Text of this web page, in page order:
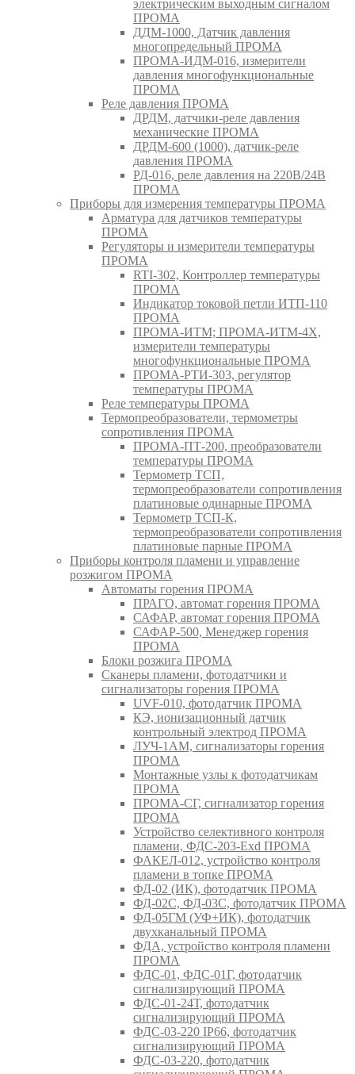
электрическим выходным сигналом
ПРОМА
ДДМ-1000, Датчик давления
многопредельный ПРОМА
ПРОМА-ИДМ-016, измерители
давления многофункциональные
ПРОМА
Реле давления ПРОМА
ДРДМ, датчики-реле давления
механические ПРОМА
ДРДМ-600 (1000), датчик-реле
давления ПРОМА
РД-016, реле давления на 220В/24В
ПРОМА
Приборы для измерения температуры ПРОМА
Арматура для датчиков температуры
ПРОМА
Регуляторы и измерители температуры
ПРОМА
RTI-302, Контроллер температуры
ПРОМА
Индикатор токовой петли ИТП-110
ПРОМА
ПРОМА-ИТМ; ПРОМА-ИТМ-4Х,
измерители температуры
многофункциональные ПРОМА
ПРОМА-РТИ-303, регулятор
температуры ПРОМА
Реле температуры ПРОМА
Термопреобразователи, термометры
сопротивления ПРОМА
ПРОМА-ПТ-200, преобразователи
температуры ПРОМА
Термометр ТСП,
термопреобразователи сопротивления
платиновые одинарные ПРОМА
Термометр ТСП-К,
термопреобразователи сопротивления
платиновые парные ПРОМА
Приборы контроля пламени и управление
розжигом ПРОМА
Автоматы горения ПРОМА
ПРАГО, автомат горения ПРОМА
САФАР, автомат горения ПРОМА
САФАР-500, Менеджер горения
ПРОМА
Блоки розжига ПРОМА
Сканеры пламени, фотодатчики и
сигнализаторы горения ПРОМА
UVF-010, фотодатчик ПРОМА
КЭ, ионизационный датчик
контрольный электрод ПРОМА
ЛУЧ-1АМ, сигнализаторы горения
ПРОМА
Монтажные узлы к фотодатчикам
ПРОМА
ПРОМА-СГ, сигнализатор горения
ПРОМА
Устройство селективного контроля
пламени, ФДС-203-Exd ПРОМА
ФАКЕЛ-012, устройство контроля
пламени в топке ПРОМА
ФД-02 (ИК), фотодатчик ПРОМА
ФД-02С, ФД-03С, фотодатчик ПРОМА
ФД-05ГМ (УФ+ИК), фотодатчик
двухканальный ПРОМА
ФДА, устройство контроля пламени
ПРОМА
ФДС-01, ФДС-01Г, фотодатчик
сигнализирующий ПРОМА
ФДС-01-24Т, фотодатчик
сигнализирующий ПРОМА
ФДС-03-220 IP66, фотодатчик
сигнализирующий ПРОМА
ФДС-03-220, фотодатчик